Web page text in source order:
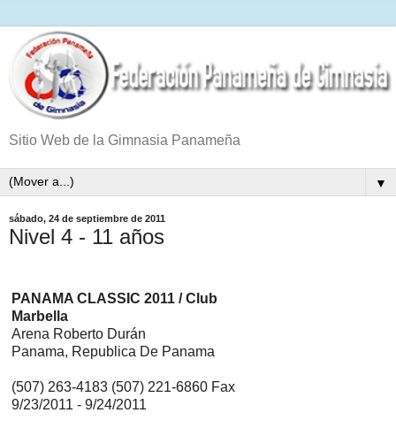
Sitio Web de la Gimnasia Panameña
▼
sábado, 24 de septiembre de 2011
Nivel 4 - 11 años
PANAMA CLASSIC 2011 / Club
Marbella
Arena Roberto Durán
Panama, Republica De Panama
(507) 263-4183 (507) 221-6860 Fax
9/23/2011 - 9/24/2011